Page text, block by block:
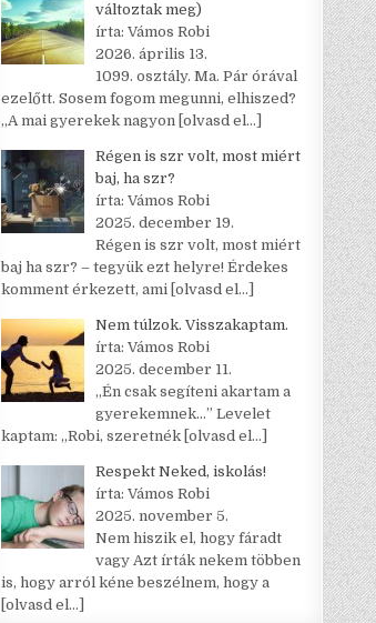
változtak meg)
írta: Vámos Robi
2026. április 13.
1099. osztály. Ma. Pár órával
ezelőtt. Sosem fogom megunni, elhiszed?
„A mai gyerekek nagyon [olvasd el…]
Régen is szr volt, most miért
baj, ha szr?
írta: Vámos Robi
2025. december 19.
Régen is szr volt, most miért
baj ha szr? – tegyük ezt helyre! Érdekes
komment érkezett, ami [olvasd el…]
Nem túlzok. Visszakaptam.
írta: Vámos Robi
2025. december 11.
„Én csak segíteni akartam a
gyerekemnek…” Levelet
kaptam: „Robi, szeretnék [olvasd el…]
Respekt Neked, iskolás!
írta: Vámos Robi
2025. november 5.
Nem hiszik el, hogy fáradt
vagy Azt írták nekem többen
is, hogy arról kéne beszélnem, hogy a
[olvasd el…]